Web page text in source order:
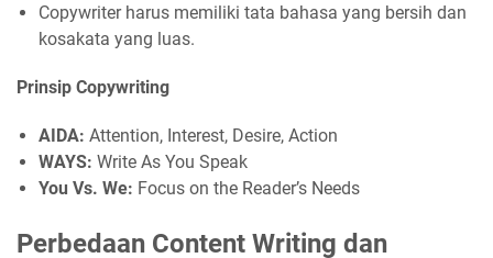
Copywriter harus memiliki tata bahasa yang bersih dan
kosakata yang luas.
Prinsip Copywriting
AIDA: Attention, Interest, Desire, Action
WAYS: Write As You Speak
You Vs. We: Focus on the Reader’s Needs
Perbedaan Content Writing dan